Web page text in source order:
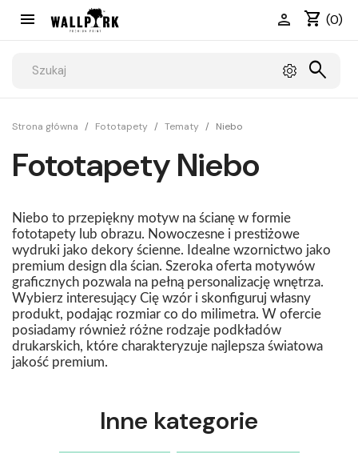
 shopping_cart (0)

search
Strona główna Fototapety Tematy Niebo
Fototapety Niebo
Niebo to przepiękny motyw na ścianę w formie
fototapety lub obrazu. Nowoczesne i prestiżowe
wydruki jako dekory ścienne. Idealne wzornictwo jako
premium design dla ścian. Szeroka oferta motywów
graficznych pozwala na pełną personalizację wnętrza.
Wybierz interesujący Cię wzór i skonfiguruj własny
produkt, podając rozmiar co do milimetra. W ofercie
posiadamy również różne rodzaje podkładów
drukarskich, które charakteryzuje najlepsza światowa
jakość premium.
Inne kategorie